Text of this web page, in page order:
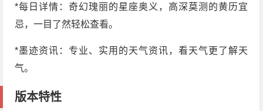
*每日详情：奇幻瑰丽的星座奥义，高深莫测的黄历宜
忌，一目了然轻松查看。
*墨迹资讯：专业、实用的天气资讯，看天气更了解天
气。
版本特性